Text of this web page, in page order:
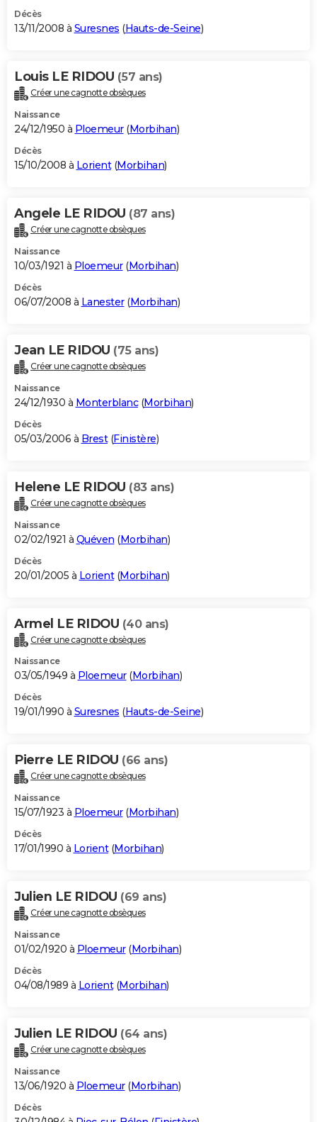
Décès
13/11/2008 à Suresnes (Hauts-de-Seine)
Louis LE RIDOU (57 ans)
Créer une cagnotte obsèques
Naissance
24/12/1950 à Ploemeur(Morbihan)
Décès
15/10/2008 à Lorient(Morbihan)
Angele LE RIDOU (87 ans)
Créer une cagnotte obsèques
Naissance
10/03/1921 à Ploemeur(Morbihan)
Décès
06/07/2008 à Lanester(Morbihan)
Jean LE RIDOU (75 ans)
Créer une cagnotte obsèques
Naissance
24/12/1930 à Monterblanc(Morbihan)
Décès
05/03/2006 à Brest(Finistère)
Helene LE RIDOU (83 ans)
Créer une cagnotte obsèques
Naissance
02/02/1921 à Quéven (Morbihan)
Décès
20/01/2005 à Lorient(Morbihan)
Armel LE RIDOU (40 ans)
Créer une cagnotte obsèques
Naissance
03/05/1949 à Ploemeur(Morbihan)
Décès
19/01/1990 à Suresnes (Hauts-de-Seine)
Pierre LE RIDOU (66 ans)
Créer une cagnotte obsèques
Naissance
15/07/1923 à Ploemeur(Morbihan)
Décès
17/01/1990 à Lorient(Morbihan)
Julien LE RIDOU (69 ans)
Créer une cagnotte obsèques
Naissance
01/02/1920 à Ploemeur(Morbihan)
Décès
04/08/1989 à Lorient(Morbihan)
Julien LE RIDOU (64 ans)
Créer une cagnotte obsèques
Naissance
13/06/1920 à Ploemeur(Morbihan)
Décès